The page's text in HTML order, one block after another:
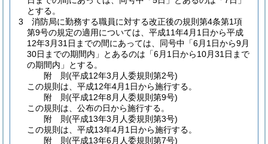
とする。
3
消防局に勤務する職員に対する改正後の規則第4条第1項
第9号の規定の適用については、平成11年4月1日から平成
12年3月31日までの間にあっては、同号中「6月1日から9月
30日までの期間内」とあるのは「6月1日から10月31日まで
の期間内」とする。
附 則(平成12年3月 人委規則第2号)
この規則は、平成12年4月1日から施行する。
附 則(平成12年8月 人委規則第9号)
この規則は、公布の日から施行する。
附 則(平成13年3月 人委規則第3号)
この規則は、平成13年4月1日から施行する。
附 則(平成13年6月 人委規則第7号)